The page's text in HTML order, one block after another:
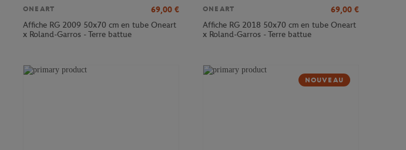
ONEART 69,00 €
Affiche RG 2009 50x70 cm en tube Oneart
x Roland-Garros - Terre battue
ONEART 69,00 €
Affiche RG 2018 50x70 cm en tube Oneart
x Roland-Garros - Terre battue
NOUVEAU